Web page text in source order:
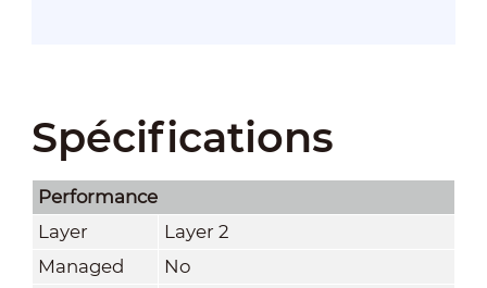
Spécifications
Performance
Layer
Layer 2
Managed
No